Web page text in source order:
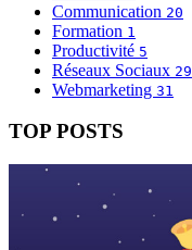
Communication 20
Formation 1
Productivité 5
Réseaux Sociaux 29
Webmarketing 31
TOP POSTS